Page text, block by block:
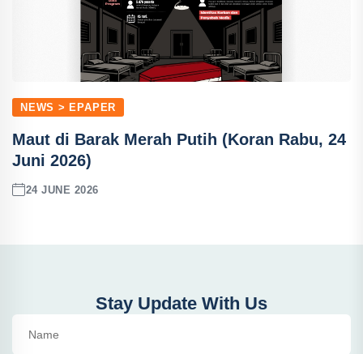
NEWS > EPAPER
Maut di Barak Merah Putih (Koran Rabu, 24
Juni 2026)
24 JUNE 2026
Stay Update With Us